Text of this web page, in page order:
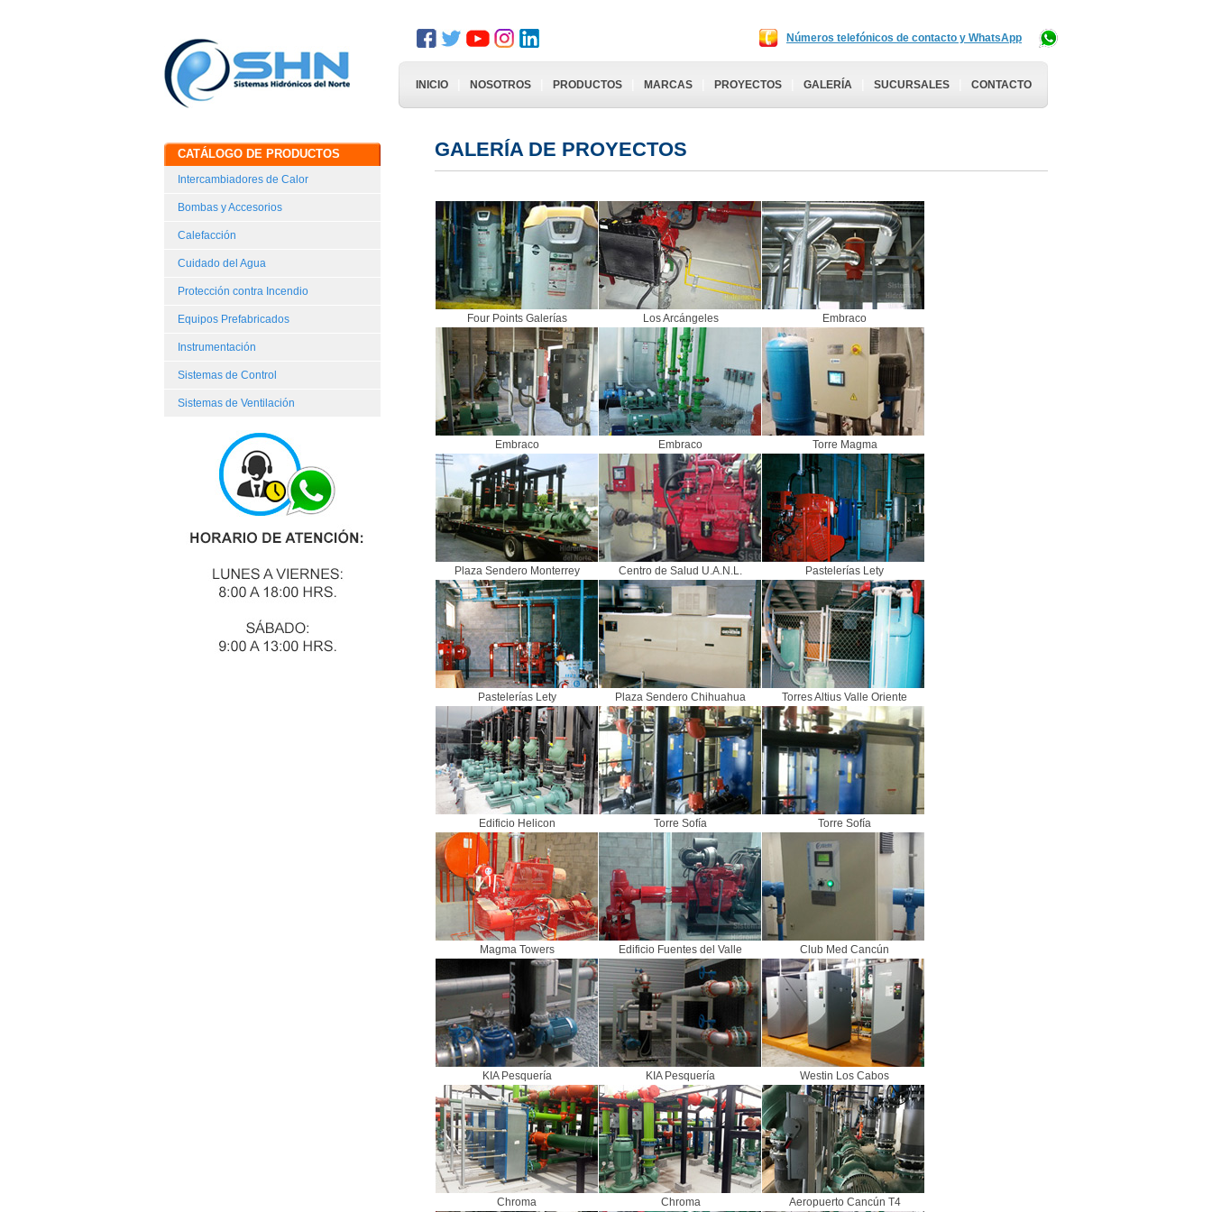
Números telefónicos de contacto y WhatsApp
INICIO NOSOTROS PRODUCTOS MARCAS PROYECTOS GALERÍA SUCURSALES CONTACTO
CATÁLOGO DE PRODUCTOS
Intercambiadores de Calor
Bombas y Accesorios
Calefacción
Cuidado del Agua
Protección contra Incendio
Equipos Prefabricados
Instrumentación
Sistemas de Control
Sistemas de Ventilación
GALERÍA DE PROYECTOS
Four Points Galerías Los Arcángeles Embraco
Embraco Embraco Torre Magma
Plaza Sendero Monterrey Centro de Salud U.A.N.L. Pastelerías Lety
Pastelerías Lety Plaza Sendero Chihuahua Torres Altius Valle Oriente
Edificio Helicon Torre Sofía Torre Sofía
Magma Towers Edificio Fuentes del Valle Club Med Cancún
KIA Pesquería KIA Pesquería Westin Los Cabos
Chroma Chroma Aeropuerto Cancún T4